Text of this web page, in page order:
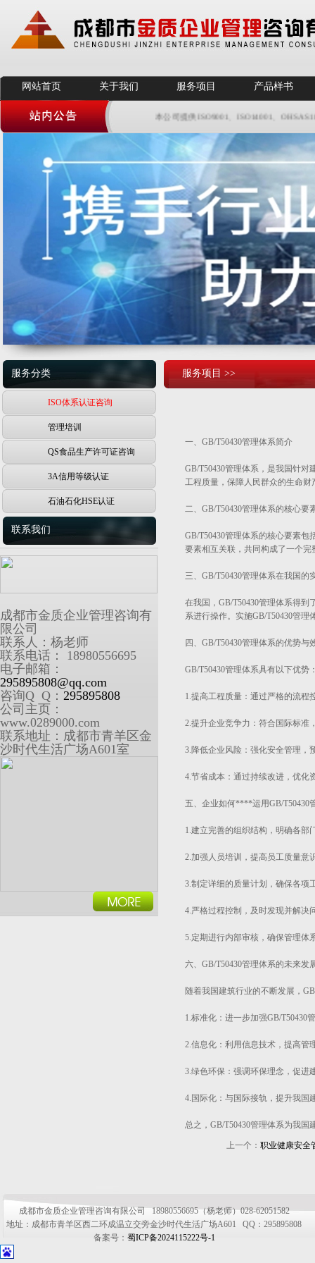
网站首页 关于我们 服务项目 产品样书
本公司提供ISO9001、ISO14001、
服务分类
ISO体系认证咨询
管理培训
QS食品生产许可证咨询
3A信用等级认证
石油石化HSE认证
联系我们
成都市金质企业管理咨询有
限公司
联系人：杨老师
联系电话： 18980556695
电子邮箱：
295895808@qq.com
咨询Q Q： 295895808
公司主页：
www.0289000.com
联系地址：成都市青羊区金
沙时代生活广场A601室
服务项目 >>
一、GB/T50430管理体系简介
GB/T50430管理体系，是我国针
工程质量，保障人民群众的生命财
二、GB/T50430管理体系的核心要
GB/T50430管理体系的核心要素
要素相互关联，共同构成了一个完
三、GB/T50430管理体系在我国的
在我国，GB/T50430管理体系得
系进行操作。实施GB/T50430管
四、GB/T50430管理体系的优势与
GB/T50430管理体系具有以下优势
1.提高工程质量：通过严格的流
2.提升企业竞争力：符合国际标准
3.降低企业风险：强化安全管理，
4.节省成本：通过持续改进，优化
五、企业如何****运用GB/T50430
1.建立完善的组织结构，明确各部
2.加强人员培训，提高员工质量意
3.制定详细的质量计划，确保各项
4.严格过程控制，及时发现并解决
5.定期进行内部审核，确保管理体
六、GB/T50430管理体系的未来发
随着我国建筑行业的不断发展，
1.标准化：进一步加强GB/T50430
2.信息化：利用信息技术，提高管
3.绿色环保：强调环保理念，促进
4.国际化：与国际接轨，提升我国
总之，GB/T50430管理体系为我
上一个： 职业健康安全
成都市金质企业管理咨询有限公司 18980556695（杨老师）028-62051582
地址：成都市青羊区西二环成温立交旁金沙时代生活广场A601 QQ：295895808
备案号： 蜀ICP备2024115222号-1